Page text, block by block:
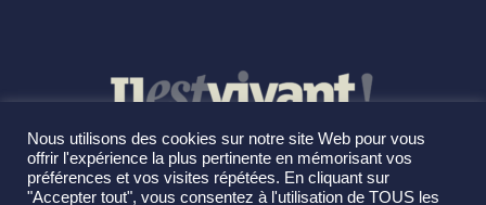
Nous utilisons des cookies sur notre site Web pour vous
offrir l'expérience la plus pertinente en mémorisant vos
préférences et vos visites répétées. En cliquant sur
"Accepter tout", vous consentez à l'utilisation de TOUS les